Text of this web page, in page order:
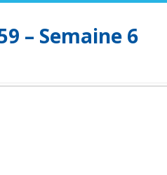
– Semaine 6